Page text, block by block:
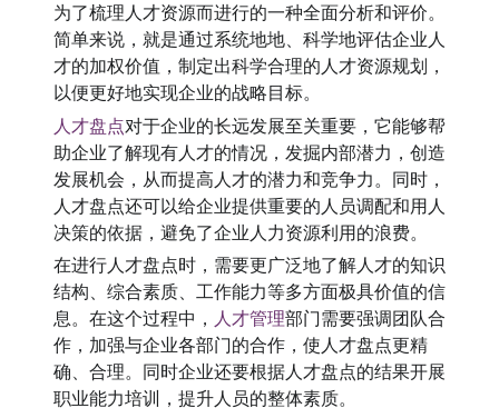
为了梳理人才资源而进行的一种全面分析和评价。
简单来说，就是通过系统地地、科学地评估企业人
才的加权价值，制定出科学合理的人才资源规划，
以便更好地实现企业的战略目标。
人才盘点对于企业的长远发展至关重要，它能够帮
助企业了解现有人才的情况，发掘内部潜力，创造
发展机会，从而提高人才的潜力和竞争力。同时，
人才盘点还可以给企业提供重要的人员调配和用人
决策的依据，避免了企业人力资源利用的浪费。
在进行人才盘点时，需要更广泛地了解人才的知识
结构、综合素质、工作能力等多方面极具价值的信
息。在这个过程中， 人才管理部门需要强调团队合
作，加强与企业各部门的合作，使人才盘点更精
确、合理。同时企业还要根据人才盘点的结果开展
职业能力培训，提升人员的整体素质。